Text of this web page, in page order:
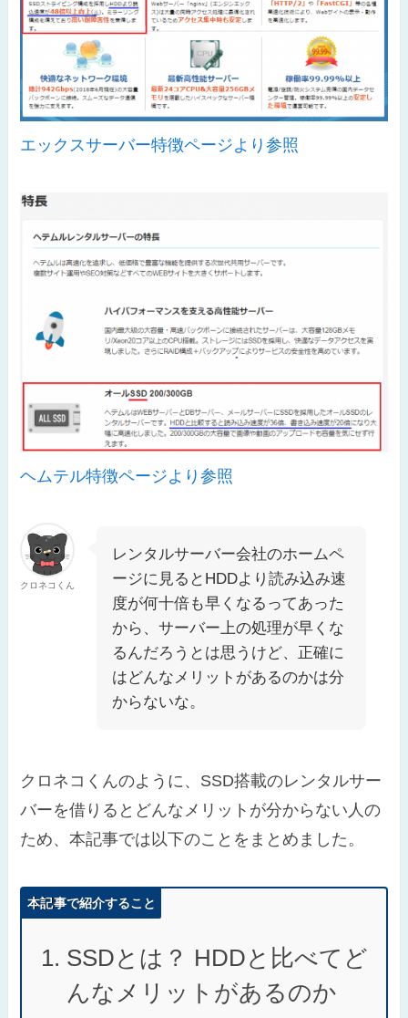
エックスサーバー特徴ページより参照
ヘムテル特徴ページより参照
クロネコくん
レンタルサーバー会社のホームペ
ージに見るとHDDより読み込み速
度が何十倍も早くなるってあった
から、サーバー上の処理が早くな
るんだろうとは思うけど、正確に
はどんなメリットがあるのかは分
からないな。
クロネコくんのように、SSD搭載のレンタルサー
バーを借りるとどんなメリットが分からない人の
ため、本記事では以下のことをまとめました。
本記事で紹介すること
SSDとは？ HDDと比べてど
んなメリットがあるのか